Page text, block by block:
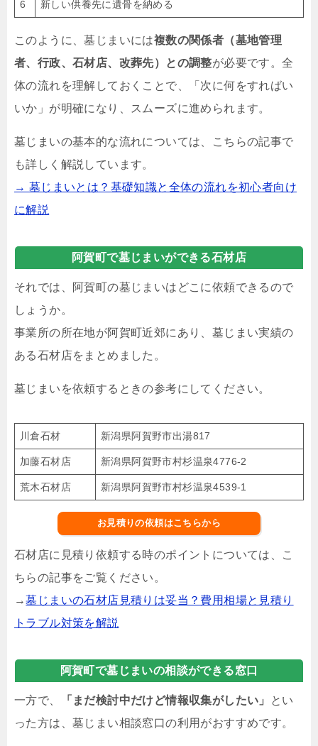
6 新しい供養先に遺骨を納める
このように、墓じまいには複数の関係者（墓地管理
者、行政、石材店、改葬先）との調整が必要です。全
体の流れを理解しておくことで、「次に何をすればい
いか」が明確になり、スムーズに進められます。
墓じまいの基本的な流れについては、こちらの記事で
も詳しく解説しています。
→ 墓じまいとは？基礎知識と全体の流れを初心者向け
に解説
阿賀町で墓じまいができる石材店
それでは、阿賀町の墓じまいはどこに依頼できるので
しょうか。
事業所の所在地が阿賀町近郊にあり、墓じまい実績の
ある石材店をまとめました。
墓じまいを依頼するときの参考にしてください。
川倉石材 新潟県阿賀野市出湯817
加藤石材店 新潟県阿賀野市村杉温泉4776-2
荒木石材店 新潟県阿賀野市村杉温泉4539-1
お見積りの依頼はこちらから
石材店に見積り依頼する時のポイントについては、こ
ちらの記事をご覧ください。
→墓じまいの石材店見積りは妥当？費用相場と見積り
トラブル対策を解説
阿賀町で墓じまいの相談ができる窓口
一方で、 「まだ検討中だけど情報収集がしたい」
とい
った方は、墓じまい相談窓口の利用がおすすめです。